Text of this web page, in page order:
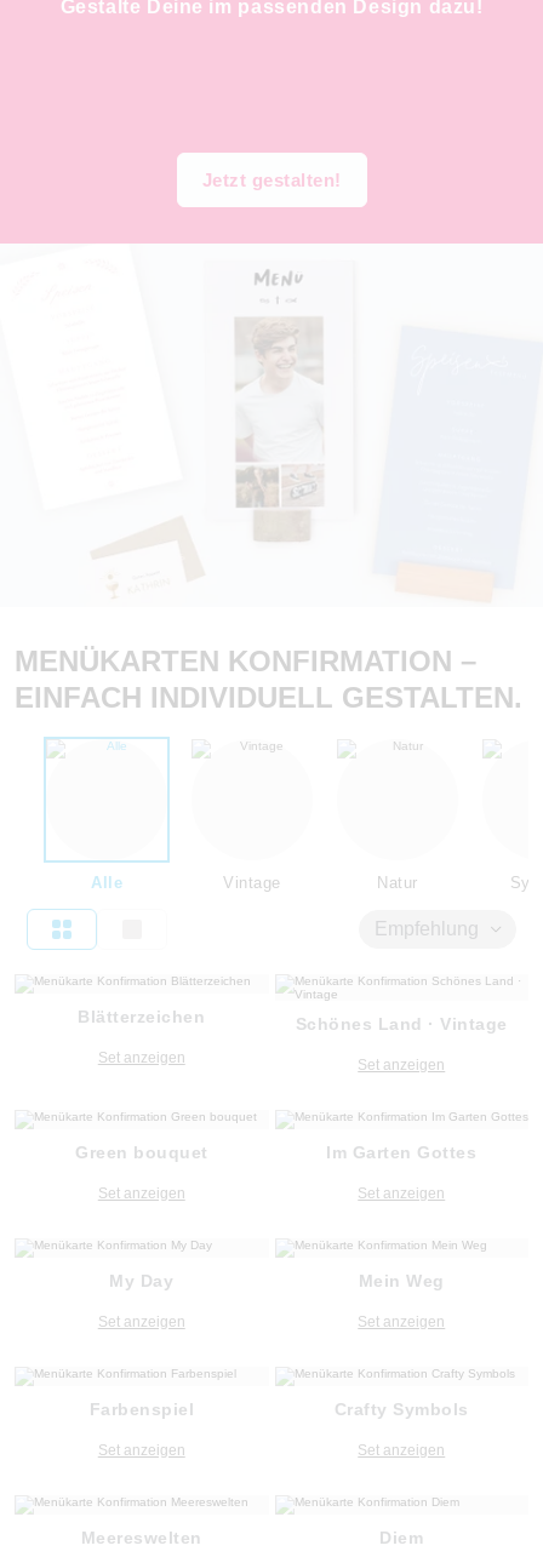
Gestalte Deine im passenden Design dazu!
Jetzt gestalten!
MENÜKARTEN KONFIRMATION –
EINFACH INDIVIDUELL GESTALTEN.
Alle Vintage Natur
Empfehlung
Blätterzeichen
Set anzeigen
Schönes Land · Vintage
Set anzeigen
Green bouquet
Set anzeigen
Im Garten Gottes
Set anzeigen
My Day
Set anzeigen
Mein Weg
Set anzeigen
Farbenspiel
Set anzeigen
Crafty Symbols
Set anzeigen
Meereswelten Diem